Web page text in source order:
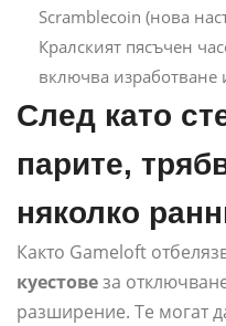
Scramblecoin (нова
Кралският пясъчен
включва изработване
След като
парите,
няколко
Както Gameloft
куестовеза
разширение. Те могат